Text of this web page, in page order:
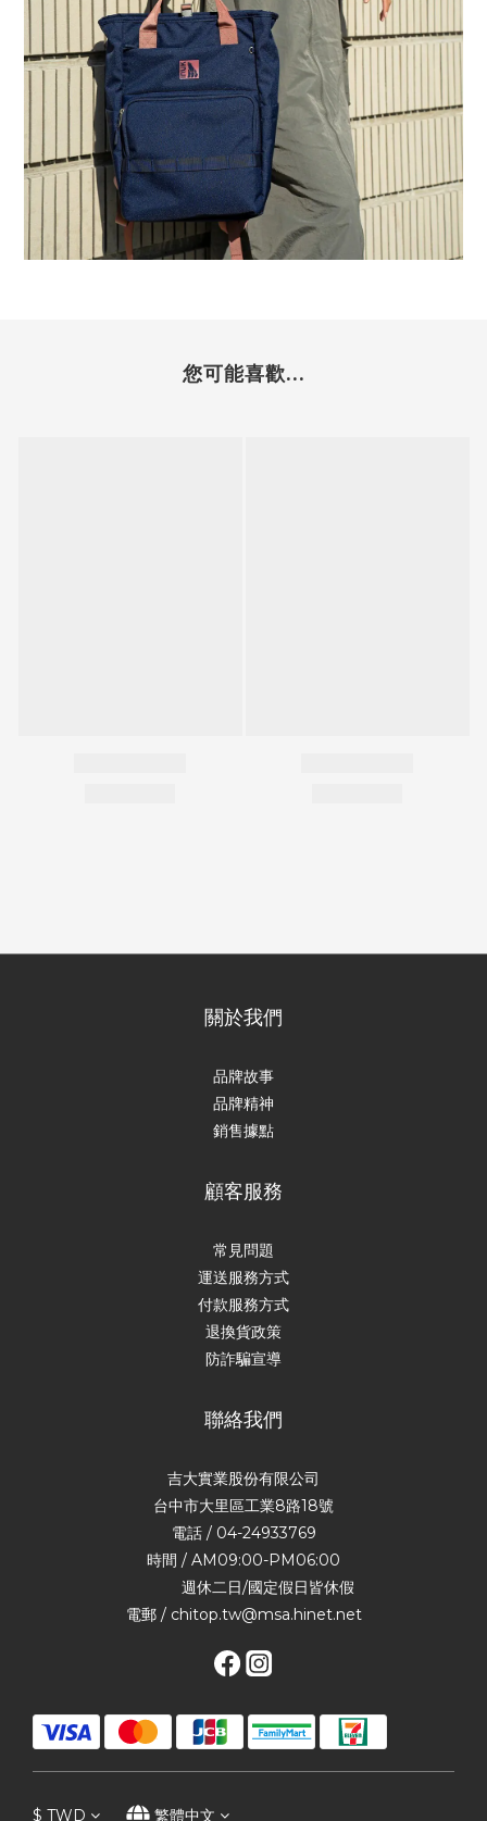
您可能喜歡...
關於我們
品牌故事
品牌精神
銷售據點
顧客服務
常見問題
運送服務方式
付款服務方式
退換貨政策
防詐騙宣導
聯絡我們
吉大實業股份有限公司
台中市大里區工業8路18號
電話 / 04-24933769
時間 / AM09:00-PM06:00
週休二日/國定假日皆休假
電郵 / chitop.tw@msa.hinet.net
$ TWD 繁體中文